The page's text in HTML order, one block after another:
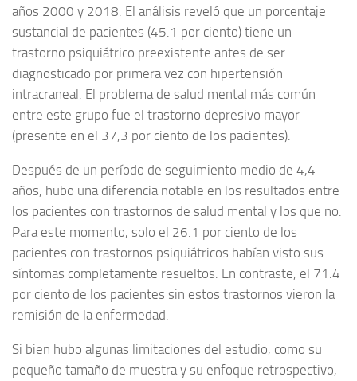
años 2000 y 2018. El análisis reveló que un porcentaje
sustancial de pacientes (45.1 por ciento) tiene un
trastorno psiquiátrico preexistente antes de ser
diagnosticado por primera vez con hipertensión
intracraneal. El problema de salud mental más común
entre este grupo fue el trastorno depresivo mayor
(presente en el 37,3 por ciento de los pacientes).
Después de un período de seguimiento medio de 4,4
años, hubo una diferencia notable en los resultados entre
los pacientes con trastornos de salud mental y los que no.
Para este momento, solo el 26.1 por ciento de los
pacientes con trastornos psiquiátricos habían visto sus
síntomas completamente resueltos. En contraste, el 71.4
por ciento de los pacientes sin estos trastornos vieron la
remisión de la enfermedad.
Si bien hubo algunas limitaciones del estudio, como su
pequeño tamaño de muestra y su enfoque retrospectivo,